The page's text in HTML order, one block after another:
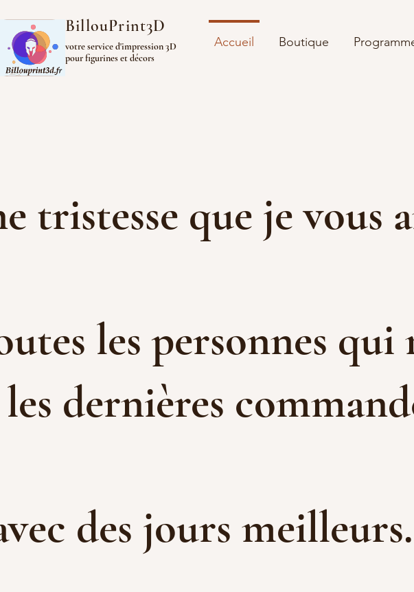
BillouPrint3D
votre service d'impression 3D
pour figurines et décors
Accueil Boutique
tristesse que je
les personnes
dernières
des jours meilleurs.